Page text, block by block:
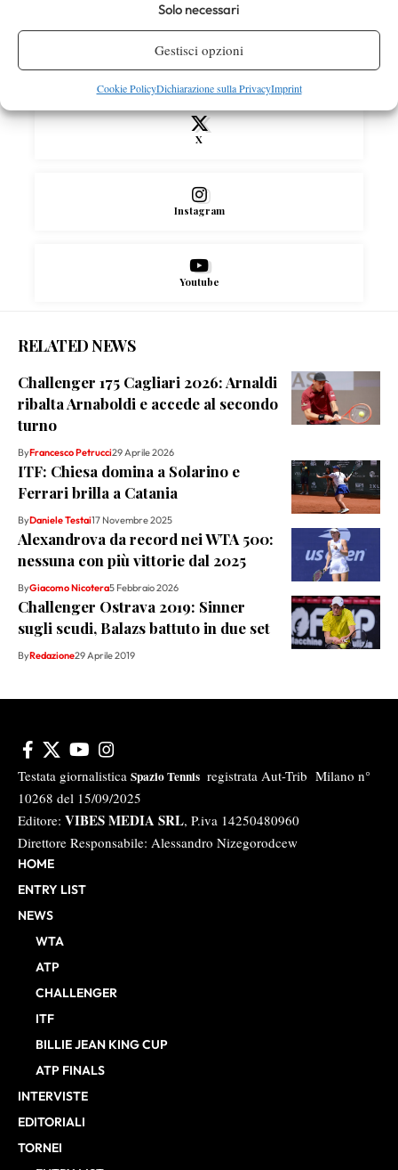
Solo necessari
Gestisci opzioni
Cookie PolicyDichiarazione sulla PrivacyImprint
SOCIAL
Facebook
X
Instagram
Youtube
RELATED NEWS
Challenger 175 Cagliari 2026: Arnaldi
ribalta Arnaboldi e accede al secondo
turno
ByFrancesco Petrucci29 Aprile 2026
ITF: Chiesa domina a Solarino e
Ferrari brilla a Catania
ByDaniele Testai17 Novembre 2025
Alexandrova da record nei WTA 500:
nessuna con più vittorie dal 2025
ByGiacomo Nicotera5 Febbraio 2026
Challenger Ostrava 2019: Sinner
sugli scudi, Balazs battuto in due set
ByRedazione29 Aprile 2019
Testata giornalistica Spazio Tennis registrata Aut-Trib Milano n°
10268 del 15/09/2025
Editore: VIBES MEDIA SRL, P.iva 14250480960
Direttore Responsabile: Alessandro Nizegorodcew
HOME
ENTRY LIST
NEWS
WTA
ATP
CHALLENGER
ITF
BILLIE JEAN KING CUP
ATP FINALS
INTERVISTE
EDITORIALI
TORNEI